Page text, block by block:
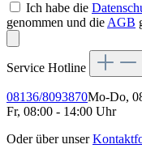
Ich habe die
genommen und die AGB
Service Hotline
08136/8093870Mo-Do,
Fr, 08:00 - 14:00 Uhr
Oder über unser